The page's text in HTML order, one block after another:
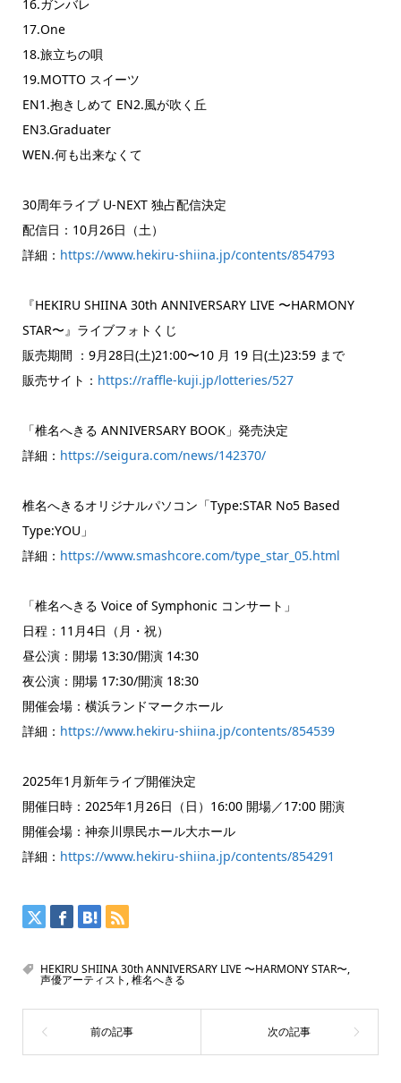
16.ガンバレ
17.One
18.旅立ちの唄
19.MOTTO スイーツ
EN1.抱きしめて EN2.風が吹く丘
EN3.Graduater
WEN.何も出来なくて
30周年ライブ U-NEXT 独占配信決定
配信日：10月26日（土）
詳細： https://www.hekiru-shiina.jp/contents/854793
『HEKIRU SHIINA 30th ANNIVERSARY LIVE 〜HARMONY
STAR〜』ライブフォトくじ
販売期間 ：9月28日(土)21:00〜10 月 19 日(土)23:59 まで
販売サイト： https://raffle-kuji.jp/lotteries/527
「椎名へきる ANNIVERSARY BOOK」発売決定
詳細： https://seigura.com/news/142370/
椎名へきるオリジナルパソコン「Type:STAR No5 Based
Type:YOU」
詳細： https://www.smashcore.com/type_star_05.html
「椎名へきる Voice of Symphonic コンサート」
日程：11月4日（月・祝）
昼公演：開場 13:30/開演 14:30
夜公演：開場 17:30/開演 18:30
開催会場：横浜ランドマークホール
詳細： https://www.hekiru-shiina.jp/contents/854539
2025年1月新年ライブ開催決定
開催日時：2025年1月26日（日）16:00 開場／17:00 開演
開催会場：神奈川県民ホール大ホール
詳細： https://www.hekiru-shiina.jp/contents/854291
HEKIRU SHIINA 30th ANNIVERSARY LIVE 〜HARMONY STAR〜,
声優アーティスト,椎名へきる